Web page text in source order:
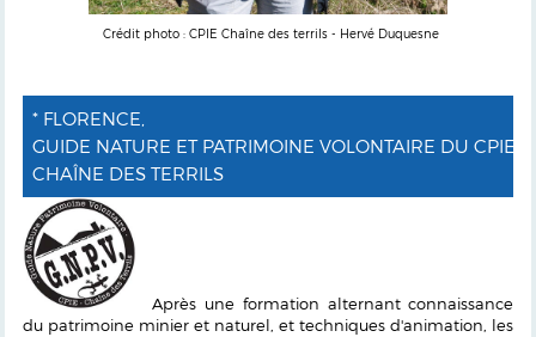
Crédit photo : CPIE Chaîne des terrils - Hervé Duquesne
* FLORENCE,
GUIDE NATURE ET PATRIMOINE VOLONTAIRE DU CPIE
CHAÎNE DES TERRILS
Après une formation alternant connaissance
du patrimoine minier et naturel, et techniques d'animation, les